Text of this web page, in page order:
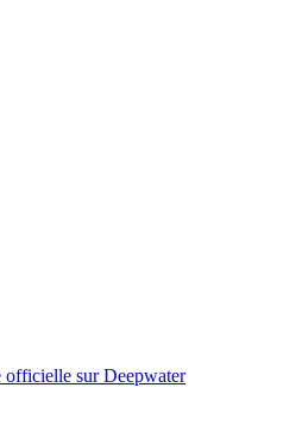
officielle sur Deepwater